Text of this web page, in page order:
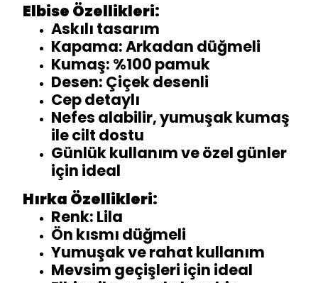
Elbise Özellikleri:
Askılı tasarım
Kapama: Arkadan düğmeli
Kumaş: %100 pamuk
Desen: Çiçek desenli
Cep detaylı
Nefes alabilir, yumuşak kumaş
ile cilt dostu
Günlük kullanım ve özel günler
için ideal
Hırka Özellikleri:
Renk: Lila
Ön kısmı düğmeli
Yumuşak ve rahat kullanım
Mevsim geçişleri için ideal